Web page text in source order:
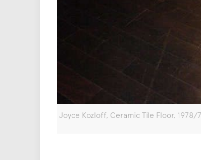
Joyce Kozloff, Ceramic Tile Floor,